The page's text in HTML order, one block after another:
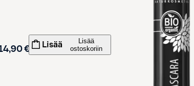
€ Lisää
Lisää
ostoskoriin